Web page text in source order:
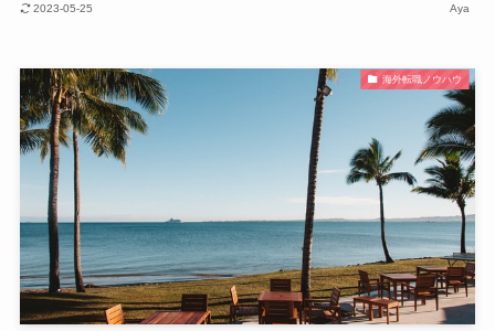
2023-05-25 Aya
海外転職ノウハウ